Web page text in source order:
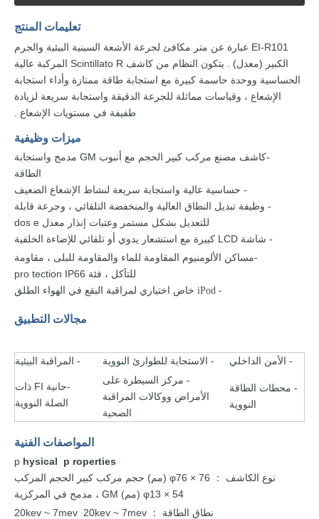
تعليمات المنتج
EI-R101 عبارة عن متر مكافئ لجرعة الأشعة السينية البيئية والجرم
الكبير (معدل) . يتكون النظام من كاشف Scintillato R المركبة
عالية
الحساسية ووحدة حاسمة كبيرة مع استجابة طاقة ممتازة وأداء استجابة
الإشعاع ، وقياسات مماثلة للجرعة الدقيقة واستجابة سريعة لزيادة
طفيفة في مستويات الإشعاع .
ميزات وظيفية
-كاشف مصنع مركب كبير الحجم مع أنبوب GM مدمج واستجابة
الطاقة
- حساسية عالية واستجابة سريعة لنشاط الإشعاع الضعيف
- وظيفة تبديل النطاق العالية والمنخفضة التلقائي ، وجرعة قابلة
للتعديل بشكل مستمر وعتبات إنذار معدل dos e
- شاشة LCD كبيرة مع استشعار يدوي أو تلقائي للإضاءة الخلفية
-مساكن الألومنيوم المقاومة للماء والمقاومة للبلى ، مقاومة
للتآكل ، فئة
pro tection IP66
- iPod خاص اختياري لمراقبة البقع في الهواء الطلق
مجالات التطبيق
- الأمن الداخلي - الاستجابة للطوارئ النووية - المراقبة البيئية
- محطات الطاقة
النووية
- مركز السيطرة على
الأمراض ووكالات المراقبة
الصحية
-حانية
FI ذات
الصلة النووية
المواصفات الفنية
p hysical p roperties
نوع الكاشف
： φ76 × 76 (مم) حجم مركب كبير الحجم المركب
φ13 × 54 (مم)
GM ، مدمج في المركزية
نطاق الطاقة ：
20kev ~ 7mev 20kev ~ 7mev